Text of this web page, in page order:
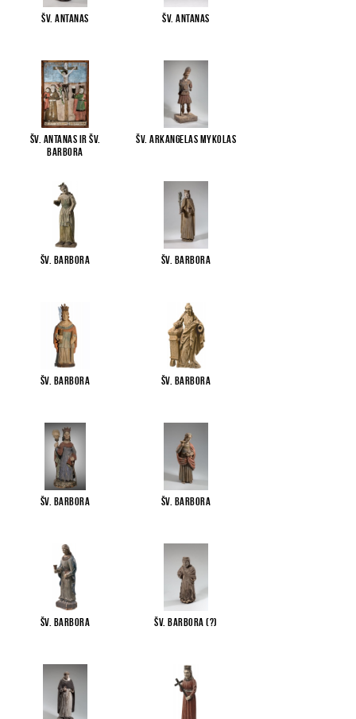
Šv. Antanas Šv. Antanas
Šv. Antanas ir Šv.
Barbora
Šv. arkangelas Mykolas
Šv. Barbora Šv. Barbora
Šv. Barbora Šv. Barbora
Šv. Barbora Šv. Barbora
Šv. Barbora Šv. Barbora (?)